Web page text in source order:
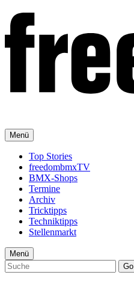
Menü
Top Stories
freedombmxTV
BMX-Shops
Termine
Archiv
Tricktipps
Techniktipps
Stellenmarkt
Menü
Go